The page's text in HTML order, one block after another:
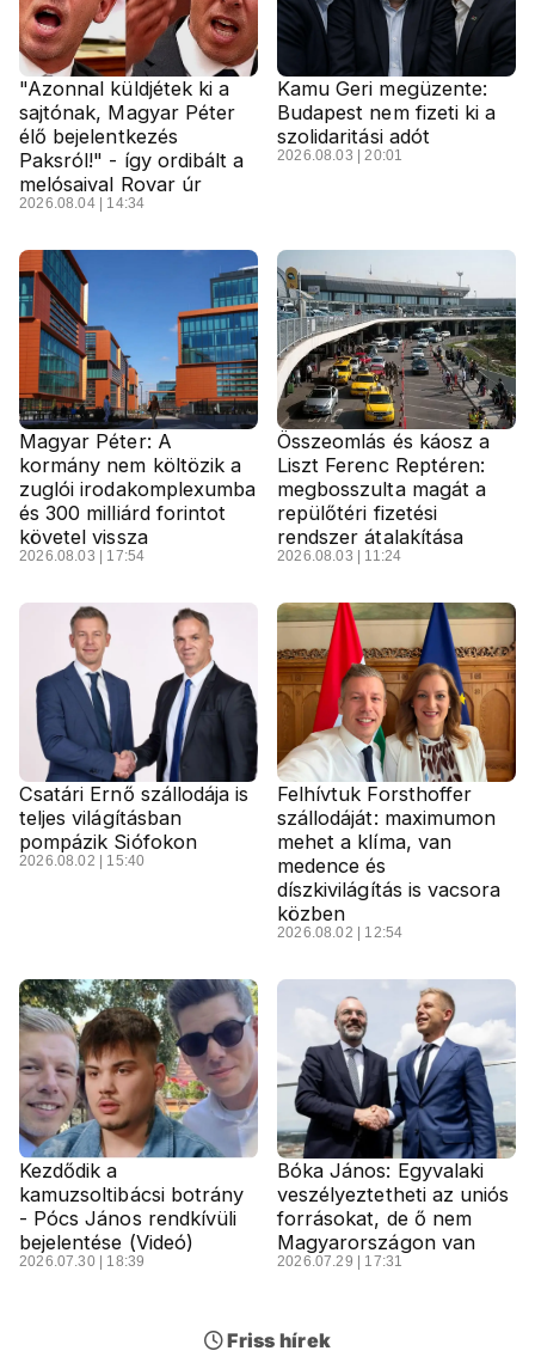
"Azonnal küldjétek ki a
sajtónak, Magyar Péter
élő bejelentkezés
Paksról!" - így ordibált a
melósaival Rovar úr
2026.08.04 | 14:34
Kamu Geri megüzente:
Budapest nem fizeti ki a
szolidaritási adót
2026.08.03 | 20:01
Magyar Péter: A
kormány nem költözik a
zuglói irodakomplexumba
és 300 milliárd forintot
követel vissza
2026.08.03 | 17:54
Összeomlás és káosz a
Liszt Ferenc Reptéren:
megbosszulta magát a
repülőtéri fizetési
rendszer átalakítása
2026.08.03 | 11:24
Csatári Ernő szállodája is
teljes világításban
pompázik Siófokon
2026.08.02 | 15:40
Felhívtuk Forsthoffer
szállodáját: maximumon
mehet a klíma, van
medence és
díszkivilágítás is vacsora
közben
2026.08.02 | 12:54
Kezdődik a
kamuzsoltibácsi botrány
- Pócs János rendkívüli
bejelentése (Videó)
2026.07.30 | 18:39
Bóka János: Egyvalaki
veszélyeztetheti az uniós
forrásokat, de ő nem
Magyarországon van
2026.07.29 | 17:31
Friss hírek